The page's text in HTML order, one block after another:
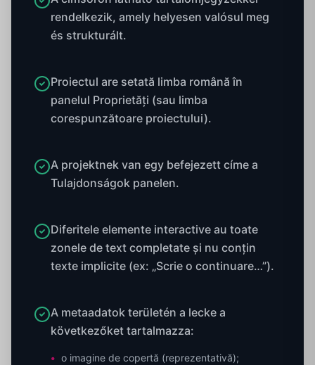
rendelkezik, amely helyesen valósul meg
és strukturált.
Proiectul are setată limba română în
panelul Proprietăți (sau limba
corespunzătoare proiectului).
A projektnek van egy befejezett címe a
Tulajdonságok panelen.
Diferitele elemente interactive au toate
zonele de text completate și nu conțin
texte implicite (ex: „Scrie o continuare…”).
A metaadatok területén a lecke a
következőket tartalmazza:
o imagine de copertă (reprezentativă);